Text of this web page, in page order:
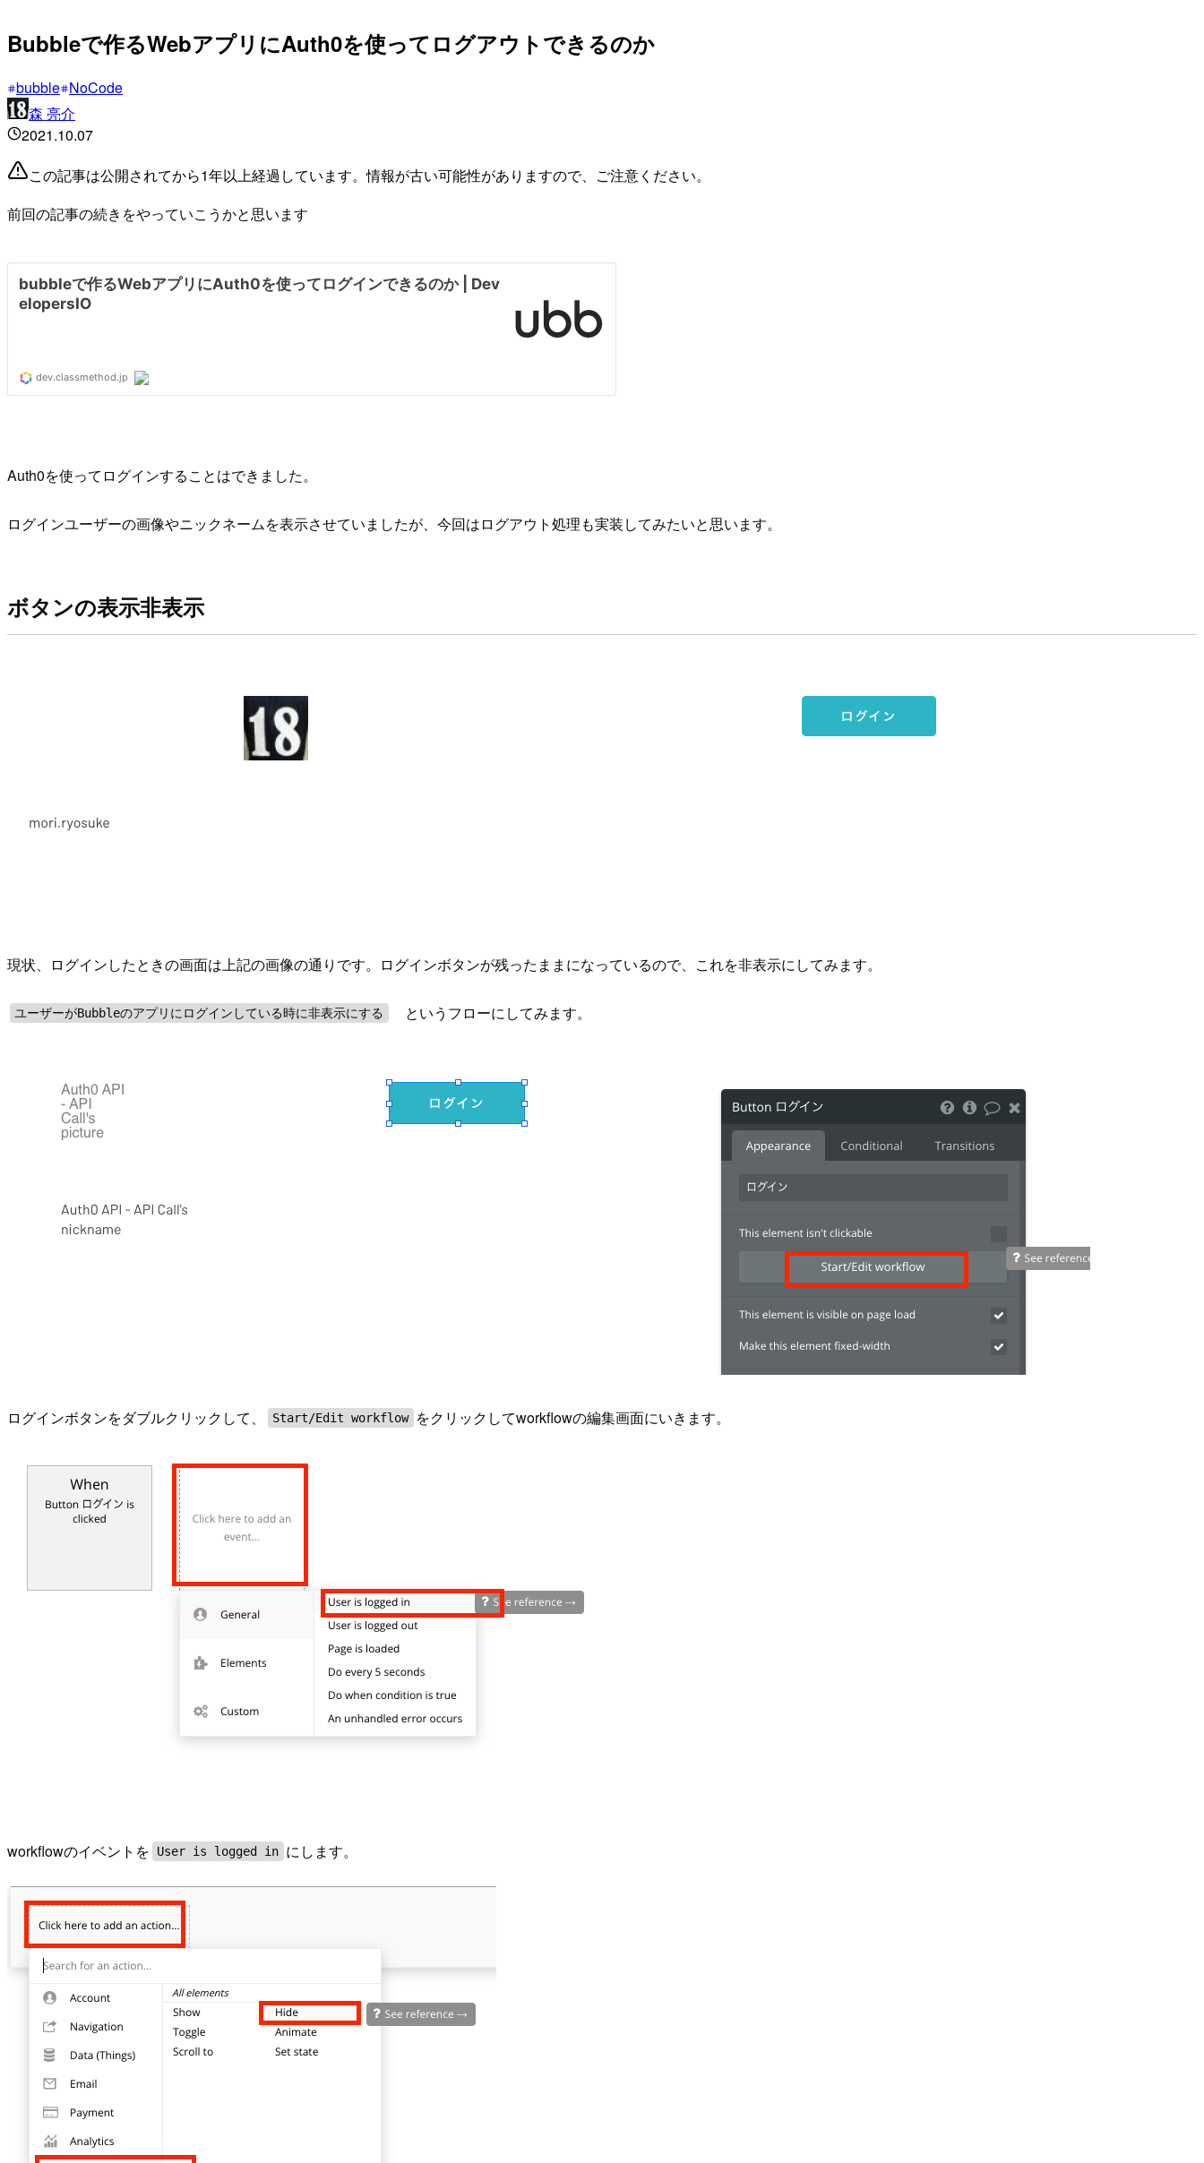
Bubbleで作るWebアプリにAuth0を使ってログアウトできるのか
bubble NoCode
森 亮介
2021.10.07
この記事は公開されてから1年以上経過しています。情報が古い可能性がありますので、ご注意ください。
前回の記事の続きをやっていこうかと思います
Auth0を使ってログインすることはできました。
ログインユーザーの画像やニックネームを表示させていましたが、今回はログアウト処理も実装してみたいと思います。
ボタンの表示非表示
現状、ログインしたときの画面は上記の画像の通りです。ログインボタンが残ったままになっているので、これを非表示にしてみます。
ユーザーがBubbleのアプリにログインしている時に非表示にする というフローにしてみます。
ログインボタンをダブルクリックして、 Start/Edit workflow をクリックしてworkflowの編集画面にいきます。
workflowのイベントを User is logged in にします。